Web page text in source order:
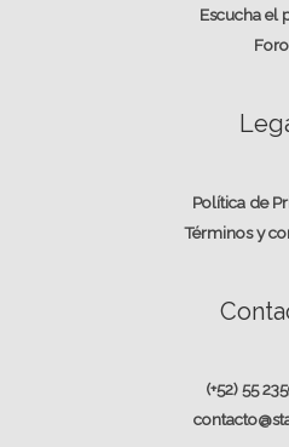
Escucha el
Foro
Política de
Términos y
(+52) 55